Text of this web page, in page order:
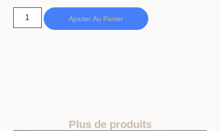
Ajouter Au Panier
Plus de produits